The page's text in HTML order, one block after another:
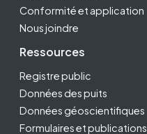
Conformité et application
Nous joindre
Ressources
Registre public
Données des puits
Données géoscientifiques
Formulaires et publications